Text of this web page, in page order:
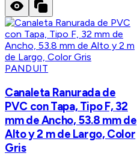
PANDUIT
Canaleta Ranurada de
PVC con Tapa, Tipo F, 32
mm de Ancho, 53.8 mm de
Alto y 2 m de Largo, Color
Gris